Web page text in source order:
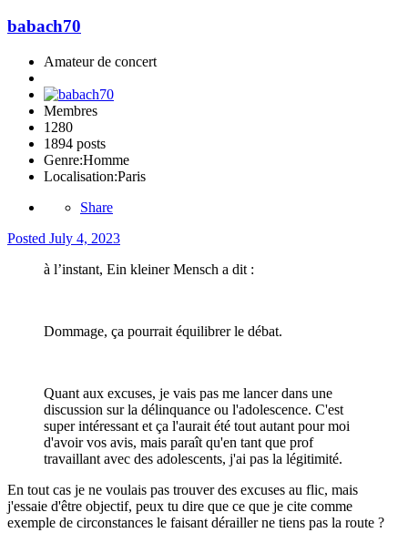
babach70
Amateur de concert
Membres
1280
1894 posts
Genre:Homme
Localisation:Paris
Share
Posted July 4, 2023
à l’instant, Ein kleiner Mensch a dit :
Dommage, ça pourrait équilibrer le débat.
Quant aux excuses, je vais pas me lancer dans une
discussion sur la délinquance ou l'adolescence. C'est
super intéressant et ça l'aurait été tout autant pour moi
d'avoir vos avis, mais paraît qu'en tant que prof
travaillant avec des adolescents, j'ai pas la légitimité.
En tout cas je ne voulais pas trouver des excuses au flic, mais
j'essaie d'être objectif, peux tu dire que ce que je cite comme
exemple de circonstances le faisant dérailler ne tiens pas la route ?